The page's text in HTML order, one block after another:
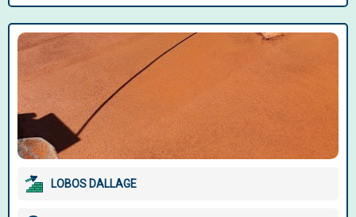
LOBOS DALLAGE